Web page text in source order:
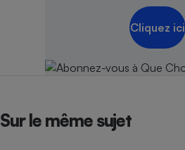
Cliquez ici
Sur le même sujet